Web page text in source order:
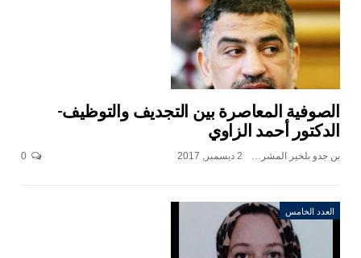
الصوفية المعاصرة بين التجديف والتوظيف-
الدكتور أحمد الزاوي
بن جدو بلخير المشرف العام 2 ديسمبر, 2017
العدد الخامس